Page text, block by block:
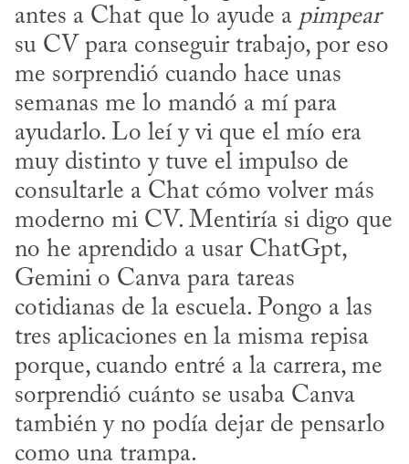
antes a Chat que lo ayude a pimpear
su CV para conseguir trabajo, por eso
me sorprendió cuando hace unas
semanas me lo mandó a mí para
ayudarlo. Lo leí y vi que el mío era
muy distinto y tuve el impulso de
consultarle a Chat cómo volver más
moderno mi CV. Mentiría si digo que
no he aprendido a usar ChatGpt,
Gemini o Canva para tareas
cotidianas de la escuela. Pongo a las
tres aplicaciones en la misma repisa
porque, cuando entré a la carrera, me
sorprendió cuánto se usaba Canva
también y no podía dejar de pensarlo
como una trampa.